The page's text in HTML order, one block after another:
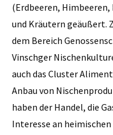
(Erdbeeren,
und Kräutern geäußert.
dem Bereich
Vinschger
auch das Cluster
Anbau von
haben der Handel, die
Interesse an